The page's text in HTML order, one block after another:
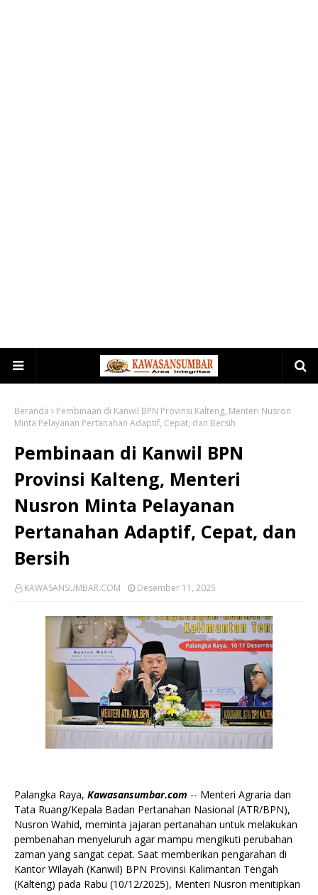
Beranda
Pembinaan di Kanwil BPN Provinsi Kalteng, Menteri Nusron
Minta Pelayanan Pertanahan Adaptif, Cepat, dan Bersih
Pembinaan di Kanwil BPN
Provinsi Kalteng, Menteri
Nusron Minta Pelayanan
Pertanahan Adaptif, Cepat, dan
Bersih
KAWASANSUMBAR.COM Desember 11, 2025
Palangka Raya, Kawasansumbar.com -- Menteri Agraria dan
Tata Ruang/Kepala Badan Pertanahan Nasional (ATR/BPN),
Nusron Wahid, meminta jajaran pertanahan untuk melakukan
pembenahan menyeluruh agar mampu mengikuti perubahan
zaman yang sangat cepat. Saat memberikan pengarahan di
Kantor Wilayah (Kanwil) BPN Provinsi Kalimantan Tengah
(Kalteng) pada Rabu (10/12/2025), Menteri Nusron menitipkan